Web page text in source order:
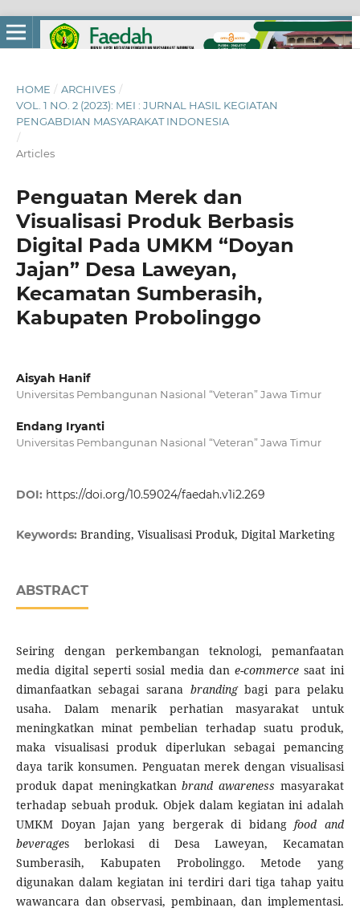
HOME / ARCHIVES /
VOL. 1 NO. 2 (2023): MEI : JURNAL HASIL KEGIATAN
PENGABDIAN MASYARAKAT INDONESIA
/
Articles
Penguatan Merek dan
Visualisasi Produk Berbasis
Digital Pada UMKM “Doyan
Jajan” Desa Laweyan,
Kecamatan Sumberasih,
Kabupaten Probolinggo
Aisyah Hanif
Universitas Pembangunan Nasional “Veteran” Jawa Timur
Endang Iryanti
Universitas Pembangunan Nasional “Veteran” Jawa Timur
DOI: https://doi.org/10.59024/faedah.v1i2.269
Keywords: Branding, Visualisasi Produk, Digital Marketing
ABSTRACT
Seiring dengan perkembangan teknologi, pemanfaatan
media digital seperti sosial media dan e-commercesaat ini
dimanfaatkan sebagai sarana brandingbagi para pelaku
usaha. Dalam menarik perhatian masyarakat untuk
meningkatkan minat pembelian terhadap suatu produk,
maka visualisasi produk diperlukan sebagai pemancing
daya tarik konsumen. Penguatan merek dengan visualisasi
produk dapat meningkatkanbrand awareness masyarakat
terhadap sebuah produk. Objek dalam kegiatan ini adalah
UMKM Doyan Jajan yang bergerak di bidangfood and
beverages berlokasi di Desa Laweyan, Kecamatan
Sumberasih, Kabupaten Probolinggo. Metode yang
digunakan dalam kegiatan ini terdiri dari tiga tahap yaitu
wawancara dan observasi, pembinaan, dan implementasi.